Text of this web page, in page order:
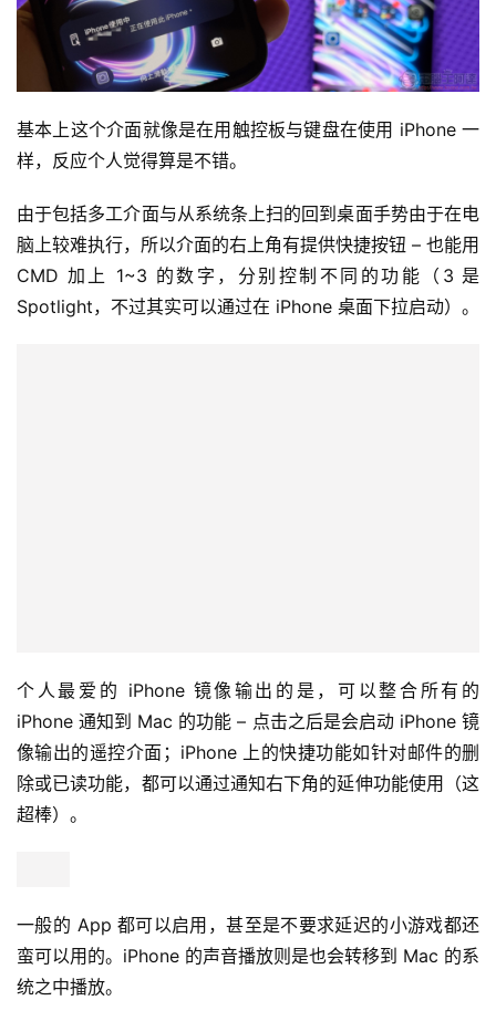
基本上这个介面就像是在用触控板与键盘在使用 iPhone 一
样，反应个人觉得算是不错。
由于包括多工介面与从系统条上扫的回到桌面手势由于在电
脑上较难执行，所以介面的右上角有提供快捷按钮 – 也能用
CMD 加上 1~3 的数字，分别控制不同的功能（3 是
Spotlight，不过其实可以通过在 iPhone 桌面下拉启动）。
个人最爱的 iPhone 镜像输出的是，可以整合所有的
iPhone 通知到 Mac 的功能 – 点击之后是会启动 iPhone 镜
像输出的遥控介面；iPhone 上的快捷功能如针对邮件的删
除或已读功能，都可以通过通知右下角的延伸功能使用（这
超棒）。
一般的 App 都可以启用，甚至是不要求延迟的小游戏都还
蛮可以用的。iPhone 的声音播放则是也会转移到 Mac 的系
统之中播放。